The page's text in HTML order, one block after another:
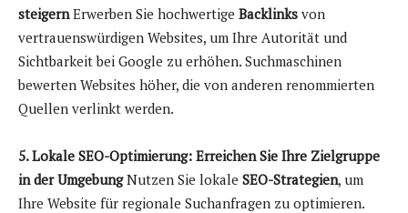
steigern Erwerben Sie hochwertige Backlinks von
vertrauenswürdigen Websites, um Ihre Autorität und
Sichtbarkeit bei Google zu erhöhen. Suchmaschinen
bewerten Websites höher, die von anderen renommierten
Quellen verlinkt werden.
5. Lokale SEO-Optimierung: Erreichen Sie Ihre Zielgruppe
in der UmgebungNutzen Sie lokale SEO-Strategien, um
Ihre Website für regionale Suchanfragen zu optimieren.